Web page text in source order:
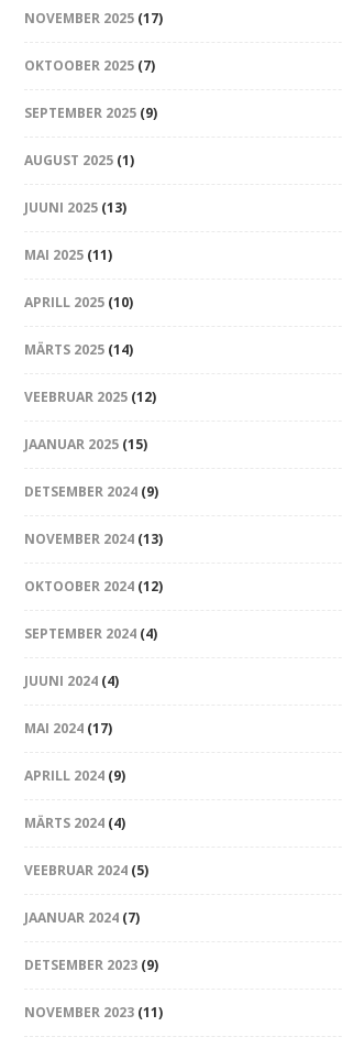
NOVEMBER 2025 (17)
OKTOOBER 2025 (7)
SEPTEMBER 2025 (9)
AUGUST 2025 (1)
JUUNI 2025 (13)
MAI 2025 (11)
APRILL 2025 (10)
MÄRTS 2025 (14)
VEEBRUAR 2025 (12)
JAANUAR 2025 (15)
DETSEMBER 2024 (9)
NOVEMBER 2024 (13)
OKTOOBER 2024 (12)
SEPTEMBER 2024 (4)
JUUNI 2024 (4)
MAI 2024 (17)
APRILL 2024 (9)
MÄRTS 2024 (4)
VEEBRUAR 2024 (5)
JAANUAR 2024 (7)
DETSEMBER 2023 (9)
NOVEMBER 2023 (11)